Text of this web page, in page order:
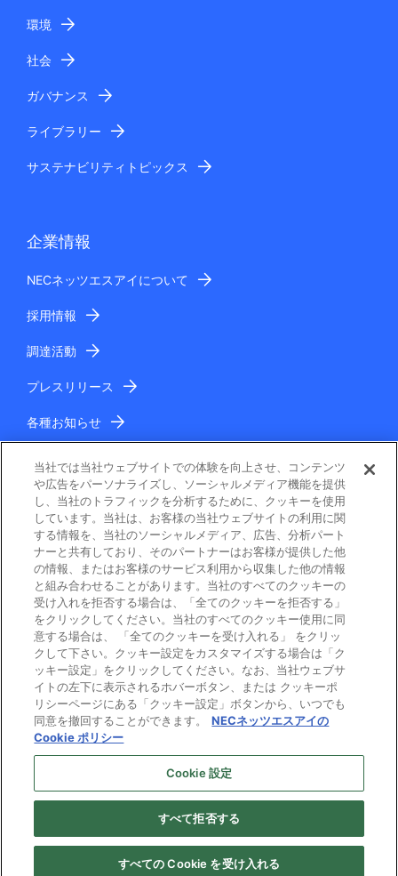
環境
社会
ガバナンス
ライブラリー
サステナビリティトピックス
企業情報
NECネッツエスアイについて
採用情報
調達活動
プレスリリース
各種お知らせ
電子公告
ご利用条件
個人情報保護
Cookie ポリシー
Copyright © NEC Networks & System Integration Corporation 1997-
2026. All rights reserved.
当社では当社ウェブサイトでの体験を向上させ、コンテンツ
や広告をパーソナライズし、ソーシャルメディア機能を提供
し、当社のトラフィックを分析するために、クッキーを使用
しています。当社は、お客様の当社ウェブサイトの利用に関
する情報を、当社のソーシャルメディア、広告、分析パート
ナーと共有しており、そのパートナーはお客様が提供した他
の情報、またはお客様のサービス利用から収集した他の情報
と組み合わせることがあります。当社のすべてのクッキーの
受け入れを拒否する場合は、「全てのクッキーを拒否する」
をクリックしてください。当社のすべてのクッキー使用に同
意する場合は、 「全てのクッキーを受け入れる」 をクリッ
クして下さい。クッキー設定をカスタマイズする場合は「ク
ッキー設定」をクリックしてください。なお、当社ウェブサ
イトの左下に表示されるホバーボタン、または クッキーポ
リシーページにある「クッキー設定」ボタンから、いつでも
同意を撤回することができます。
NECネッツエスアイの
Cookie ポリシー
Cookie 設定
すべて拒否する
すべての Cookie を受け入れる